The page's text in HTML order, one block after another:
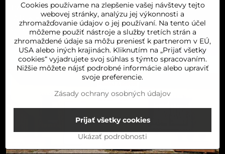
ŠTVRTOK 8:00-16:00
PIATOK 8:00-16:00
SOBOTA 8:00-11:30
Cookies používame na zlepšenie vašej návštevy tejto
webovej stránky, analýzu jej výkonnosti a
zhromažďovanie údajov o jej používaní. Na tento účel
môžeme použiť nástroje a služby tretích strán a
zhromaždené údaje sa môžu preniesť k partnerom v EÚ,
USA alebo iných krajinách. Kliknutím na „Prijať všetky
cookies“ vyjadrujete svoj súhlas s týmto spracovaním.
Nižšie môžete nájsť podrobné informácie alebo upraviť
svoje preferencie.
Zásady ochrany osobných údajov
Ukázať podrobnosti
Prijať všetky cookies